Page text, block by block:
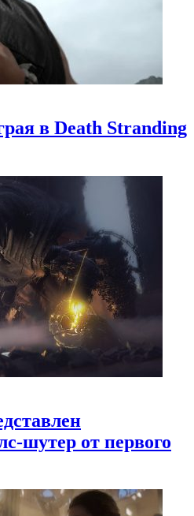
в Death Stranding
шутер от первого